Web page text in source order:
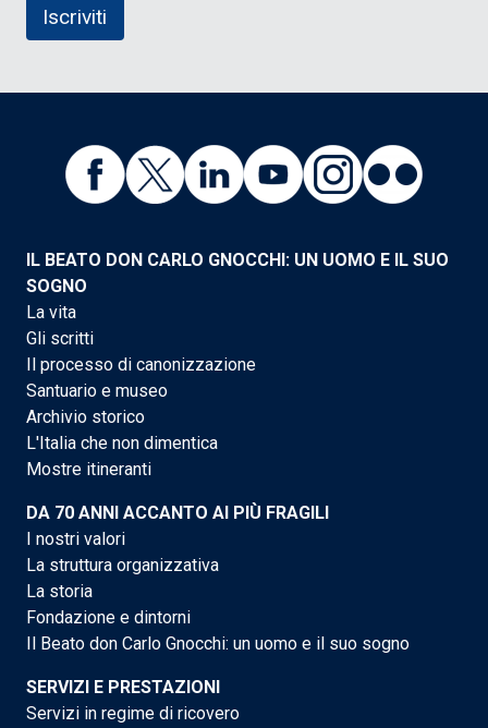
IL BEATO DON CARLO GNOCCHI: UN UOMO E IL SUO
SOGNO
La vita
Gli scritti
Il processo di canonizzazione
Santuario e museo
Archivio storico
L'Italia che non dimentica
Mostre itineranti
DA 70 ANNI ACCANTO AI PIÙ FRAGILI
I nostri valori
La struttura organizzativa
La storia
Fondazione e dintorni
Il Beato don Carlo Gnocchi: un uomo e il suo sogno
SERVIZI E PRESTAZIONI
Servizi in regime di ricovero